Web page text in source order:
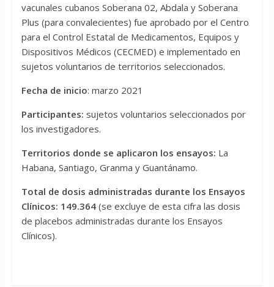
vacunales cubanos Soberana 02, Abdala y Soberana
Plus (para convalecientes) fue aprobado por el Centro
para el Control Estatal de Medicamentos, Equipos y
Dispositivos Médicos (CECMED) e implementado en
sujetos voluntarios de territorios seleccionados.
Fecha de inicio: marzo 2021
Participantes: sujetos voluntarios seleccionados por
los investigadores.
Territorios donde se aplicaron los ensayos: La
Habana, Santiago, Granma y Guantánamo.
Total de dosis administradas durante los Ensayos
Clínicos: 149.364(se excluye de esta cifra las dosis
de placebos administradas durante los Ensayos
Clínicos).